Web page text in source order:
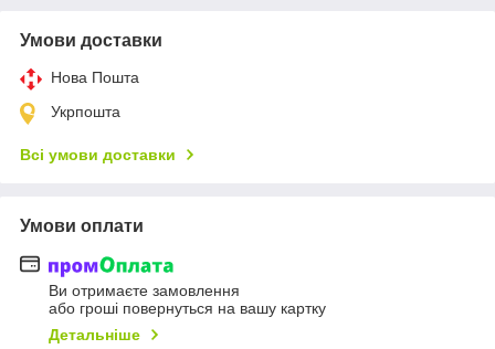
Умови доставки
Нова Пошта
Укрпошта
Всі умови доставки
Умови оплати
Ви отримаєте замовлення
або гроші повернуться на вашу картку
Детальніше